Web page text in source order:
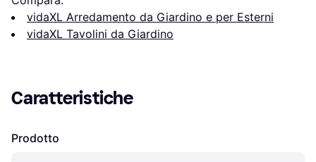
vidaXL Arredamento da Giardino e per Esterni
vidaXL Tavolini da Giardino
Caratteristiche
Prodotto